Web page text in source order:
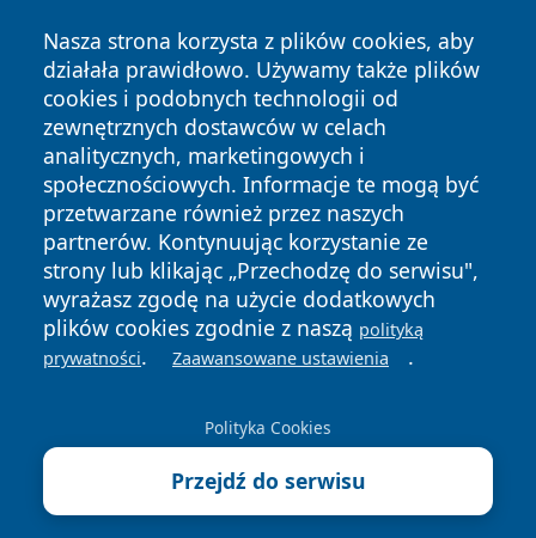
Nasza strona korzysta z plików cookies, aby
działała prawidłowo. Używamy także plików
cookies i podobnych technologii od
zewnętrznych dostawców w celach
analitycznych, marketingowych i
społecznościowych. Informacje te mogą być
przetwarzane również przez naszych
partnerów. Kontynuując korzystanie ze
strony lub klikając „Przechodzę do serwisu",
wyrażasz zgodę na użycie dodatkowych
plików cookies zgodnie z naszą polityką
prywatności. Zaawansowane ustawienia .
Polityka Cookies
Przejdź do serwisu
Copyright © 2026 wiadomoscilublin.pl Wszystkie prawa
zastrzeżone.
News Autorzy
Polityka
Prywatności
Polityka
Cookies